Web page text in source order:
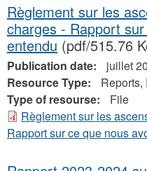
Règlement sur les
charges - Rapport
entendu (pdf/515.76
Publication date:
juillet
Resource Type:
Type of resourse:
File
Règlement sur les
Rapport sur ce que nous